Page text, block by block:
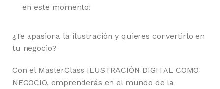
en este momento!
¿Te apasiona la ilustración y quieres convertirlo en
tu negocio?
Con el MasterClass ILUSTRACIÓN DIGITAL COMO
NEGOCIO, emprenderás en el mundo de la